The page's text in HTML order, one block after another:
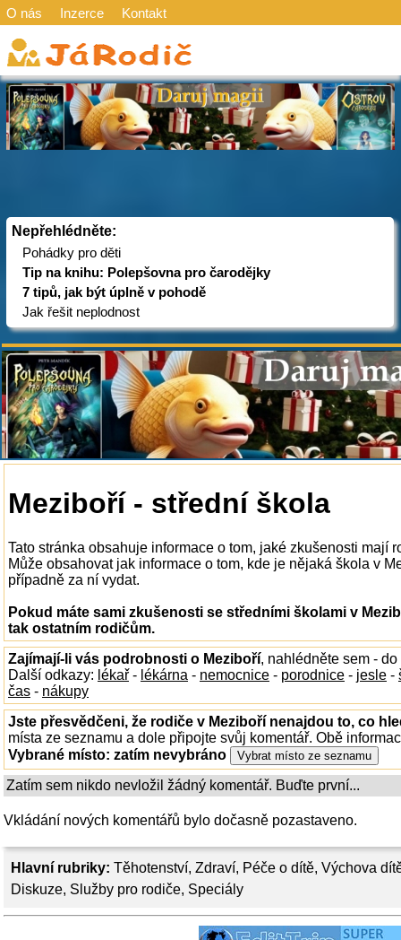
O nás Inzerce Kontakt
Nepřehlédněte:
Pohádky pro děti
Tip na knihu: Polepšovna pro čarodějky
7 tipů, jak být úplně v pohodě
Jak řešit neplodnost
Hlavní rubriky: Těhotenství, Zdraví, Péče o dítě, Výchova
Diskuze, Služby pro rodiče, Speciály
Meziboří - střední škola
Tato stránka obsahuje informace o tom, jaké zkušenosti mají
Může obsahovat jak informace o tom, kde je nějaká škola v
případně za ní vydat.
Pokud máte sami zkušenosti se středními školami v
tak ostatním rodičům.
Zajímají-li vás podrobnosti o Meziboří, nahlédněte sem - do
Další odkazy: lékař - lékárna - nemocnice - porodnice - jesle -
čas - nákupy
Jste přesvědčeni, že rodiče v Meziboří nenajdou to, co
místa ze seznamu a dole připojte svůj komentář. Obě
Vybrané místo: zatím nevybráno
Zatím sem nikdo nevložil žádný komentář. Buďte první...
Vkládání nových komentářů bylo dočasně pozastaveno.